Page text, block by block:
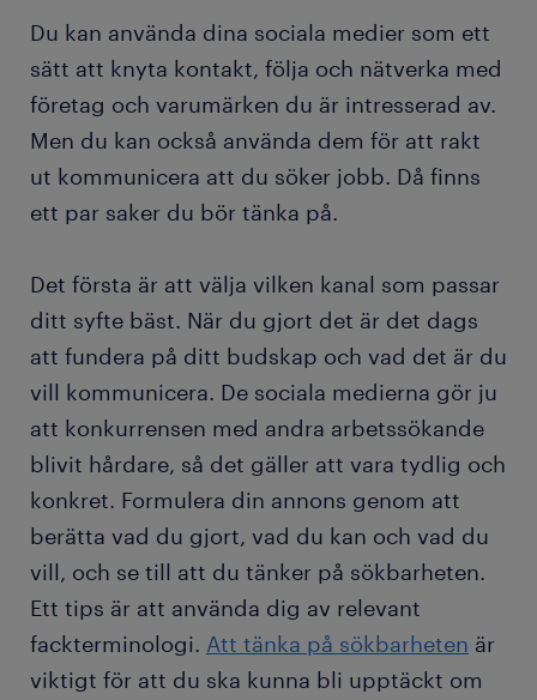
Du kan använda dina sociala medier som ett
sätt att knyta kontakt, följa och nätverka med
företag och varumärken du är intresserad av.
Men du kan också använda dem för att rakt
ut kommunicera att du söker jobb. Då finns
ett par saker du bör tänka på.
Det första är att välja vilken kanal som passar
ditt syfte bäst. När du gjort det är det dags
att fundera på ditt budskap och vad det är du
vill kommunicera. De sociala medierna gör ju
att konkurrensen med andra arbetssökande
blivit hårdare, så det gäller att vara tydlig och
konkret. Formulera din annons genom att
berätta vad du gjort, vad du kan och vad du
vill, och se till att du tänker på sökbarheten.
Ett tips är att använda dig av relevant
fackterminologi. Att tänka på sökbarheten är
viktigt för att du ska kunna bli upptäckt om